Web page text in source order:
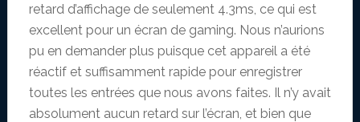
retard d’affichage de seulement 4.3ms, ce qui est
excellent pour un écran de gaming. Nous n’aurions
pu en demander plus puisque cet appareil a été
réactif et suffisamment rapide pour enregistrer
toutes les entrées que nous avons faites. Il n’y avait
absolument aucun retard sur l’écran, et bien que